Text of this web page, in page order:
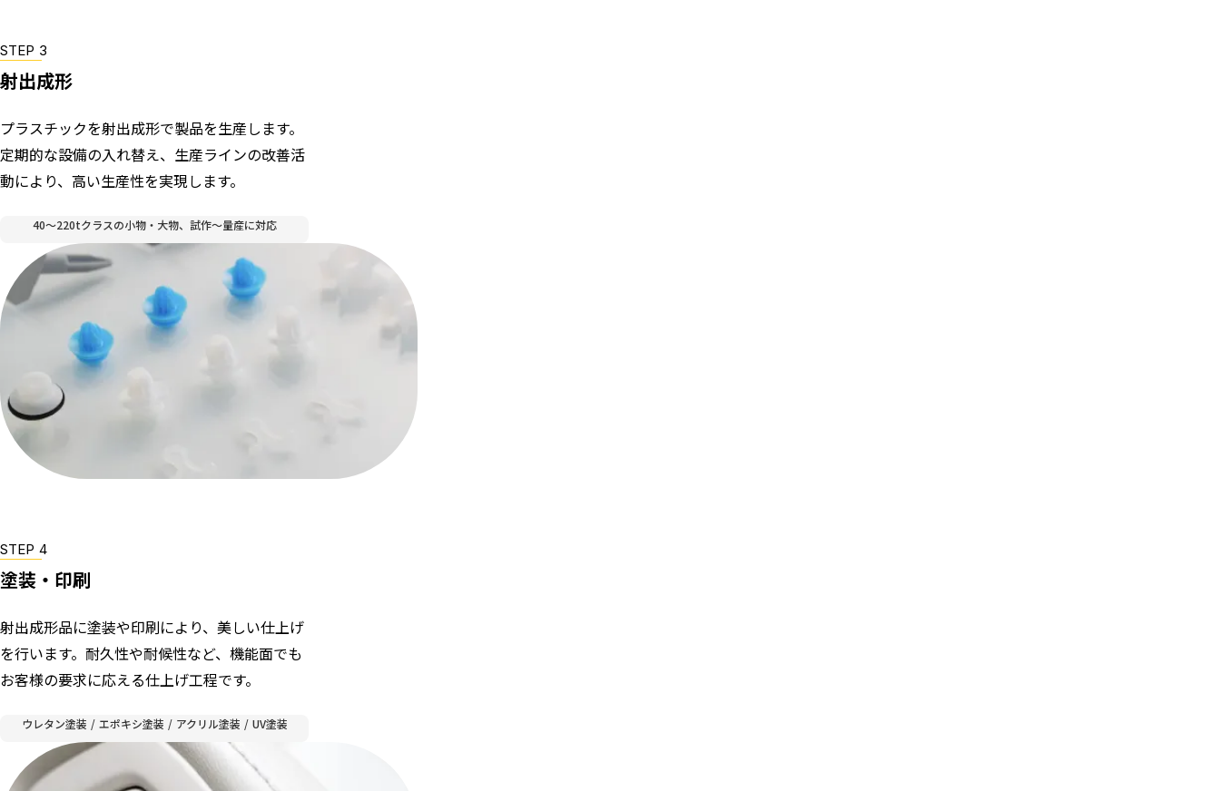
STEP 3
射出成形
プラスチックを射出成形で製品を生産します。
定期的な設備の入れ替え、生産ラインの改善活
動により、高い生産性を実現します。
40～220tクラスの小物・大物、試作〜量産に対応
STEP 4
塗装・印刷
射出成形品に塗装や印刷により、美しい仕上げ
を行います。耐久性や耐候性など、機能面でも
お客様の要求に応える仕上げ工程です。
ウレタン塗装 / エポキシ塗装 / アクリル塗装 / UV塗装